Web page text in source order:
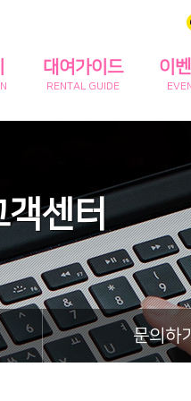
대여가이드
RENTAL GUIDE
이
객센터
문의하기